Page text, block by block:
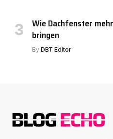
Wie Dachfenster
bringen
By DBT Editor